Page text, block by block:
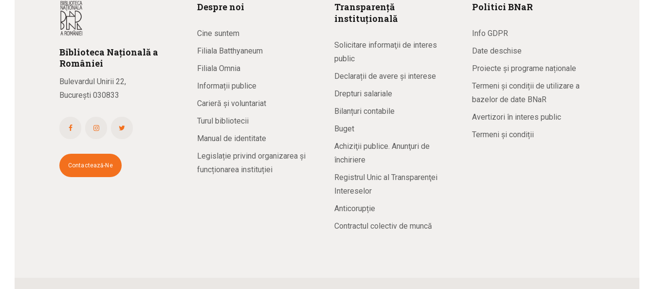
Biblioteca Națională a
României
Bulevardul Unirii 22,
București 030833
Contactează-Ne
Despre noi
Cine suntem
Filiala Batthyaneum
Filiala Omnia
Informații publice
Carieră și voluntariat
Turul bibliotecii
Manual de identitate
Legislație privind organizarea și
funcționarea instituției
Transparență
instituțională
Solicitare informaţii de interes
public
Declarații de avere și interese
Drepturi salariale
Bilanțuri contabile
Buget
Achiziţii publice. Anunţuri de
închiriere
Registrul Unic al Transparenţei
Intereselor
Anticorupție
Contractul colectiv de muncă
Politici BNaR
Info GDPR
Date deschise
Proiecte și programe naționale
Termeni și condiții de utilizare a
bazelor de date BNaR
Avertizori în interes public
Termeni și condiții